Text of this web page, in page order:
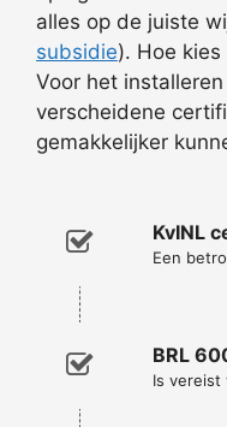
alles op de juiste
subsidie). Hoe
Voor het
verscheidene
gemakkelijker
KvINL
Een
BRL
Is vereist